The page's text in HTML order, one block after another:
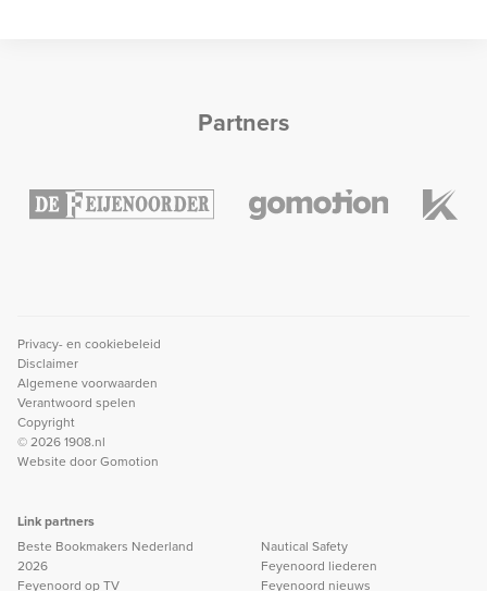
Partners
Privacy- en cookiebeleid
Disclaimer
Algemene voorwaarden
Verantwoord spelen
Copyright
© 2026 1908.nl
Website doorGomotion
Link partners
Beste Bookmakers Nederland
2026
Feyenoord op TV
Nautical Safety
Feyenoord liederen
Feyenoord nieuws